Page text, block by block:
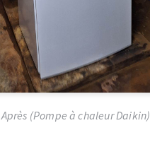
Après (Pompe à chaleur Daikin)